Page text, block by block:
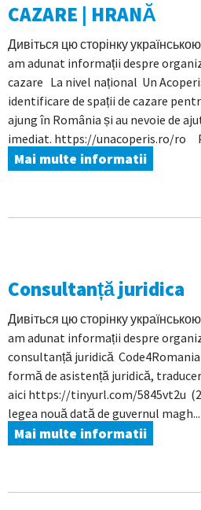
CAZARE | HRANĂ
Дивіться цю сторінку
am adunat informații despre
cazare La nivel național Un
identificare de spații de cazare
ajung în România și au nevoie de
imediat. https://unacoperis.ro/ro
Mai multe informatii
Consultanță juridica
Дивіться цю сторінку
am adunat informații despre
consultanță juridică
formă de asistență juridică,
aici https://tinyurl.com/5845vt2u
legea nouă dată de guvernul magh...
Mai multe informatii